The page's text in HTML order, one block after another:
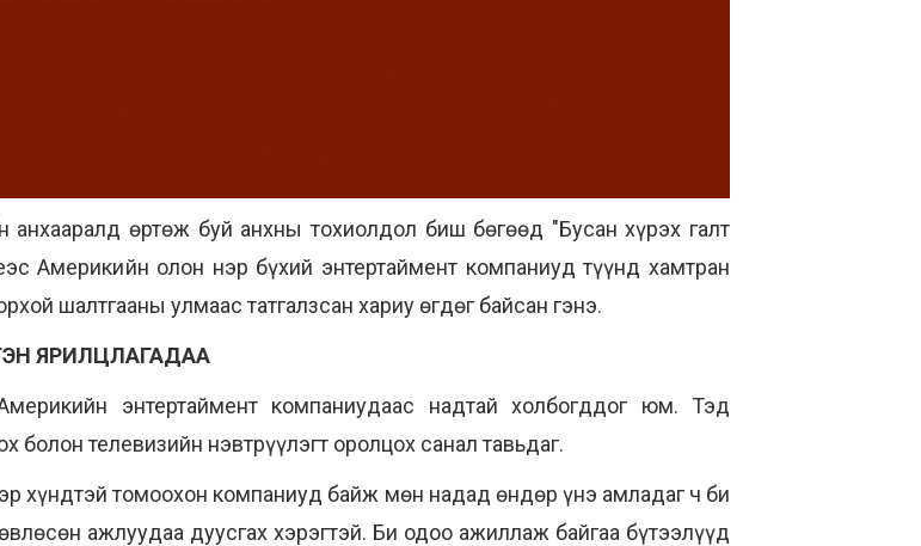
өртөж буй анхны тохиолдол биш бөгөөд "Бусан хүрэх галт
Америкийн олон нэр бүхий энтертаймент компаниуд түүнд хамтран
шалтгааны улмаас татгалзсан хариу өгдөг байсан гэнэ.
ЯРИЛЦЛАГАДАА
энтертаймент компаниудаас надтай холбогддог юм. Тэд
болон телевизийн нэвтрүүлэгт оролцох санал тавьдаг.
хүндтэй томоохон компаниуд байж мөн надад өндөр үнэ амладаг ч би
ажлуудаа дуусгах хэрэгтэй. Би одоо ажиллаж байгаа бүтээлүүд